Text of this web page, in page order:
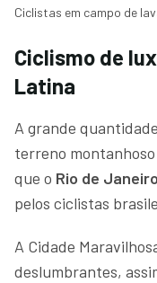
Ciclistas em campo de
Ciclismo de
Latina
A grande
terreno
que o Rio de Janeiro
pelos ciclistas
A Cidade
deslumbrantes,